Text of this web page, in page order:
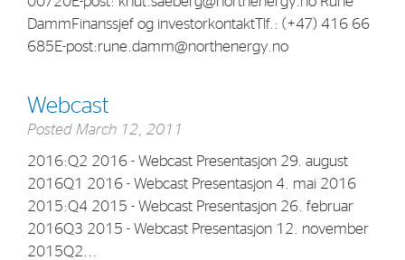
DammFinanssjef og investorkontaktTlf.: (+47) 416 66
685E-post:rune.damm@northenergy.no
Webcast
Posted March 12, 2011
2016:Q2 2016 - Webcast Presentasjon 29. august
2016Q1 2016 - Webcast Presentasjon 4. mai 2016
2015:Q4 2015 - Webcast Presentasjon 26. februar
2016Q3 2015 - Webcast Presentasjon 12. november
2015Q2...
Investments
Financial Investments
Strategy
Investors